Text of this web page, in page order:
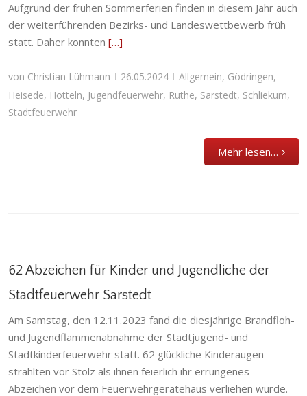
Aufgrund der frühen Sommerferien finden in diesem Jahr auch
der weiterführenden Bezirks- und Landeswettbewerb früh
statt. Daher konnten […]
von Christian Lühmann | 26.05.2024 | Allgemein, Gödringen,
Heisede, Hotteln, Jugendfeuerwehr, Ruthe, Sarstedt, Schliekum,
Stadtfeuerwehr
Mehr lesen…
62 Abzeichen für Kinder und Jugendliche der
Allgemein,Gödringen,Heisede,Hotteln,
Kinderfeuerwehr
Sarstedt ,Schliekum
62 Abzeichen für Kinder und Jugendliche der
Stadtfeuerwehr Sarstedt
Am Samstag, den 12.11.2023 fand die diesjährige Brandfloh-
und Jugendflammenabnahme der Stadtjugend- und
Stadtkinderfeuerwehr statt. 62 glückliche Kinderaugen
strahlten vor Stolz als ihnen feierlich ihr errungenes
Abzeichen vor dem Feuerwehrgerätehaus verliehen wurde.